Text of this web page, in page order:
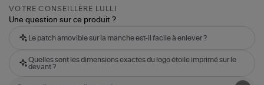
VOTRE CONSEILLÈRE LULLI
Une question sur ce produit ?
Le patch amovible sur la manche est-il facile à enlever ?
Quelles sont les dimensions exactes du logo étoile imprimé sur le
devant ?